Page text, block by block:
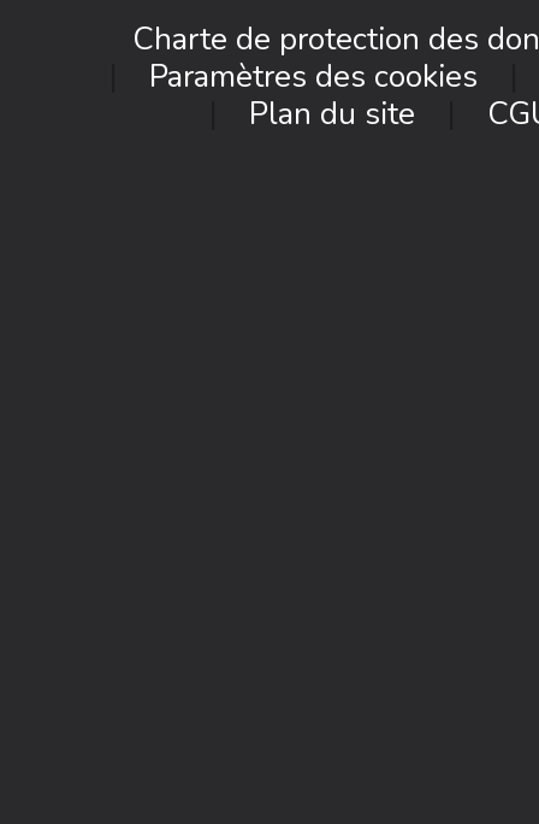
Charte de protection des
Paramètres des cookies
Plan du site